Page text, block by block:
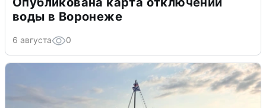
воды в Воронеже
6 августа 0